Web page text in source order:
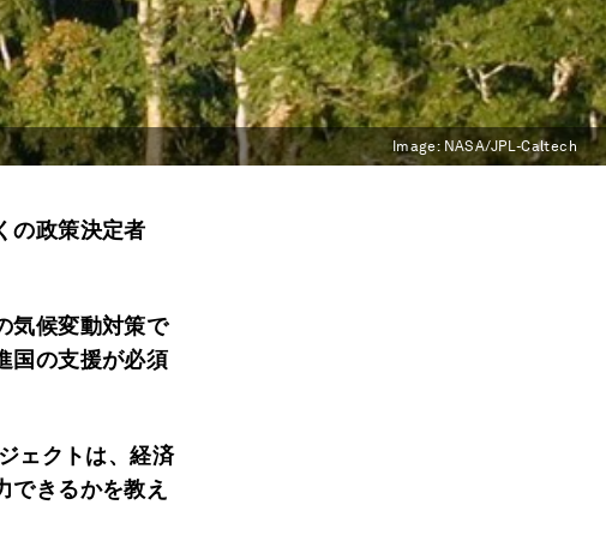
Image: NASA/JPL-Caltech
の政策決定者
気候変動対策で
国の支援が必須
ェクトは、経済
できるかを教え